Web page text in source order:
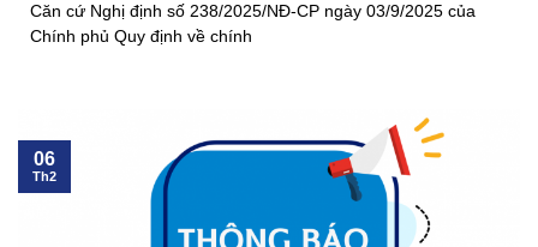
Căn cứ Nghị định số 238/2025/NĐ-CP ngày 03/9/2025 của
Chính phủ Quy định về chính
06
Th2